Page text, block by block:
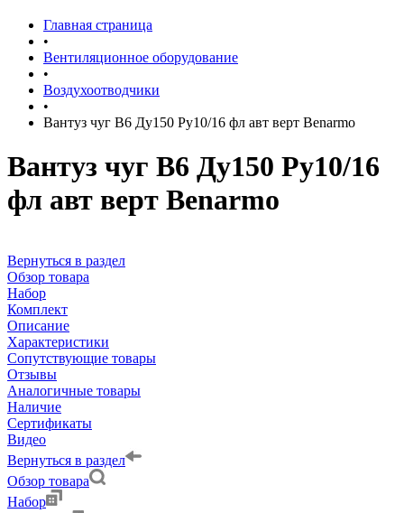
Главная страница
•
Вентиляционное оборудование
•
Воздухоотводчики
•
Вантуз чуг В6 Ду150 Ру10/16 фл авт верт Benarmo
Вантуз чуг В6 Ду150 Ру10/16
фл авт верт Benarmo
Вернуться в раздел
Обзор товара
Набор
Комплект
Описание
Характеристики
Сопутствующие товары
Отзывы
Аналогичные товары
Наличие
Сертификаты
Видео
Вернуться в раздел
Обзор товара
Набор